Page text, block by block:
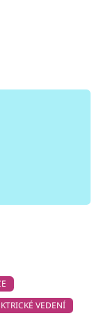
VEDENÍ